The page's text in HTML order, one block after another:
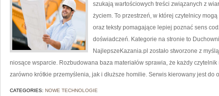
szukają wartościowych treści związanych z
życiem. To przestrzeń, w której czytelnicy
oraz teksty pomagające lepiej poznać sens
doświadczeń. Kategorie na stronie to
NajlepszeKazania.pl zostało stworzone z
niosące wsparcie. Rozbudowana baza materiałów sprawia, że każdy
zarówno krótkie przemyślenia, jak i dłuższe homilie. Serwis kierowany jest do
CATEGORIES: NOWE TECHNOLOGIE